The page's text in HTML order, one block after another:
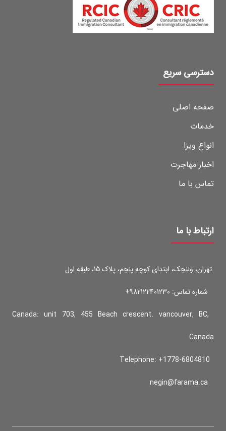
دسترسی سریع
صفحه اصلی
خدمات
انواع ویزا
اخبار مهاجرت
تماس با ما
ارتباط با ما
تهران، ولنجک، ابتدای کوچه پنجم، پلاک 15، طبقه اول
شماره تماس: 982122401230+
Canada: unit 703, 455 Beach crescent. vancouver, BC,
Canada
+1778-6804810
negin@farama.ca